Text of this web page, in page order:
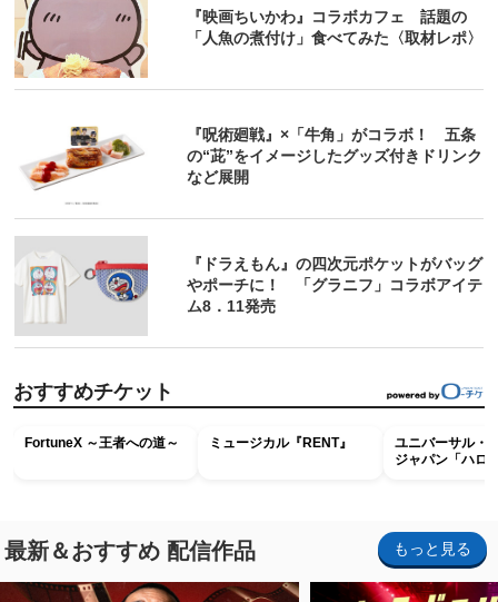
『映画ちいかわ』コラボカフェ 話題の
「人魚の煮付け」食べてみた〈取材レポ〉
『呪術廻戦』×「牛角」がコラボ！ 五条
の“茈”をイメージしたグッズ付きドリンク
など展開
『ドラえもん』の四次元ポケットがバッグ
やポーチに！ 「グラニフ」コラボアイテ
ム8．11発売
おすすめチケット
FortuneX ～王者への道～ ミュージカル『RENT』
ユニバーサル・
ジャパン「ハロ
最新＆おすすめ 配信作品 もっと見る